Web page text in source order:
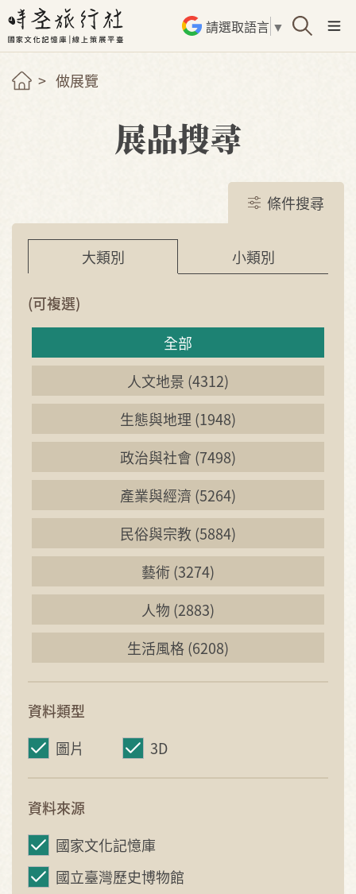
請選取語言 ▼
做展覽
展品搜尋
條件搜尋
大類別 小類別
(可複選)
全部
人文地景 (4312)
生態與地理 (1948)
政治與社會 (7498)
產業與經濟 (5264)
民俗與宗教 (5884)
藝術 (3274)
人物 (2883)
生活風格 (6208)
資料類型
圖片
3D
資料來源
國家文化記憶庫
國立臺灣歷史博物館